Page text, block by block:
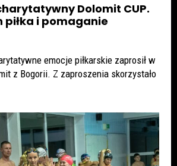
Dolomit CUP.
piłka i pomaganie
emocje piłkarskie zaprosił w
z Bogorii. Z zaproszenia skorzystało